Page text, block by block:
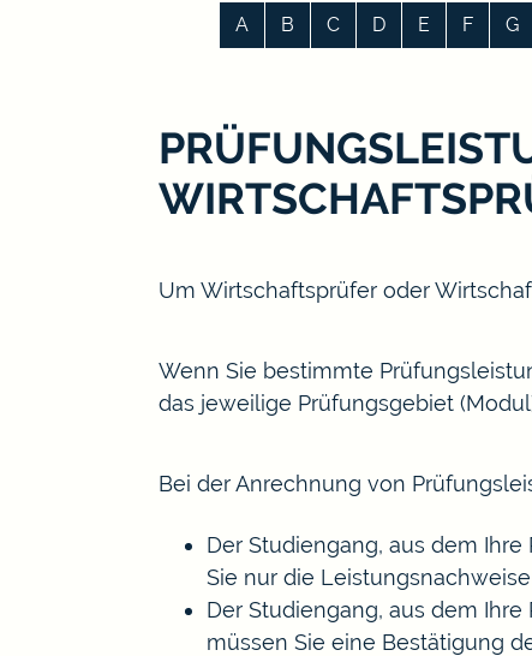
A B C D E F G
Um Wirtschaftsprüfer oder
Wenn Sie bestimmte
das jeweilige Prüfungsgebiet
Bei der Anrechnung von
Der Studiengang, aus dem
Sie nur die
Der Studiengang, aus dem
müssen Sie eine Bestätigung